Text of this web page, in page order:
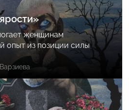
женщинам
опыт из позиции силы